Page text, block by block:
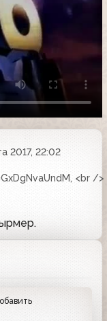
2017, 22:02
<br /